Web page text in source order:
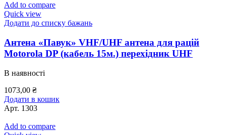
Add to compare
Quick view
Додати до списку бажань
Антена «Павук» VHF/UHF антена для рацій
Motorola DP (кабель 15м.) перехідник UHF
В наявності
1073,00 ₴
Додати в кошик
Арт. 1303
Add to compare